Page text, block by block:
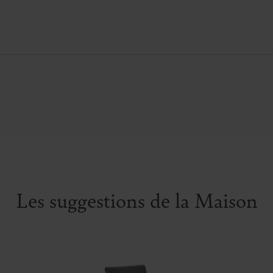
Les suggestions de la Maison